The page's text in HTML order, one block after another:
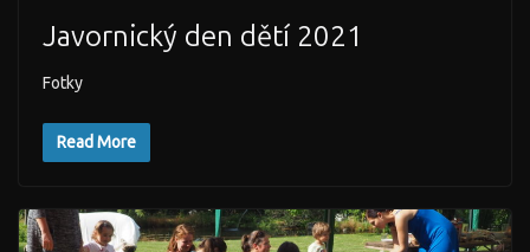
Javornický den dětí 2021
Fotky
Read More